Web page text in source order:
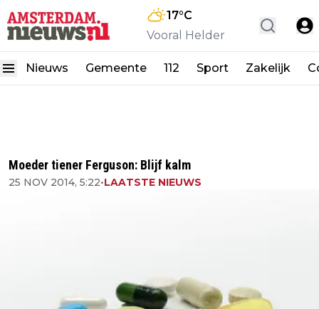
17°C
Vooral Helder
Nieuws Gemeente 112 Sport Zakelijk
Moeder tiener Ferguson: Blijf kalm
25 NOV 2014, 5:22•LAATSTE NIEUWS